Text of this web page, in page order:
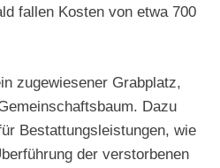
fallen Kosten von etwa 700
zugewiesener Grabplatz,
Dazu
Bestattungsleistungen, wie
der verstorbenen